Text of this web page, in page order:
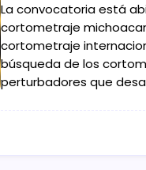
La convocatoria está
cortometraje
cortometraje
búsqueda de los
perturbadores que